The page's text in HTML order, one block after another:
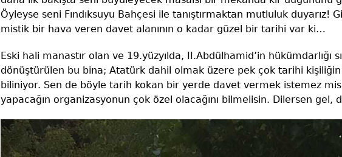
Öyleyse seni Fındıksuyu Bahçesi ile tanıştırmaktan mutluluk duyarız!
mistik bir hava veren davet alanının o kadar güzel bir tarihi var ki…
Eski hali manastır olan ve 19.yüzyılda, II.Abdülhamid’in hükümdarlığı
dönüştürülen bu bina; Atatürk dahil olmak üzere pek çok tarihi
biliniyor. Sen de böyle tarih kokan bir yerde davet vermek istemez
yapacağın organizasyonun çok özel olacağını bilmelisin. Dilersen gel,